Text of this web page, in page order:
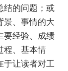
结的问题；或
景、事情的大
要经验、成绩
程、基本情
于让读者对工